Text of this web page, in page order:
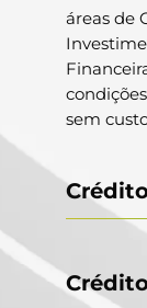
áreas de
sem